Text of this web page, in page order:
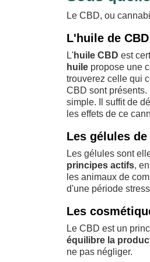
Le CBD, ou
L'huile de CBD
L'huile CBD est
huile propose une
trouverez celle qui
CBD sont
simple. Il suffit de
les effets de ce
Les gélules de
Les gélules sont
principes actifs,
les animaux de
d'une période
Les
Le CBD est un
équilibre la
ne pas négliger.